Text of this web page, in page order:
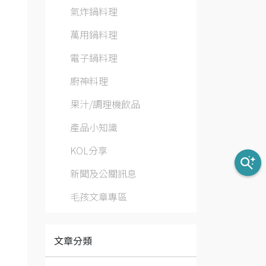
氣炸鍋料理
萬用鍋料理
電子鍋料理
廚神料理
果汁/調理機飲品
產品小知識
KOL分享
新聞及公關訊息
毛孩文章專區
文章分類